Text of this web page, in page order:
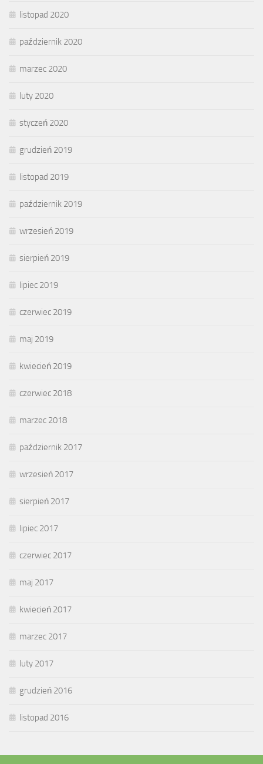
listopad 2020
październik 2020
marzec 2020
luty 2020
styczeń 2020
grudzień 2019
listopad 2019
październik 2019
wrzesień 2019
sierpień 2019
lipiec 2019
czerwiec 2019
maj 2019
kwiecień 2019
czerwiec 2018
marzec 2018
październik 2017
wrzesień 2017
sierpień 2017
lipiec 2017
czerwiec 2017
maj 2017
kwiecień 2017
marzec 2017
luty 2017
grudzień 2016
listopad 2016